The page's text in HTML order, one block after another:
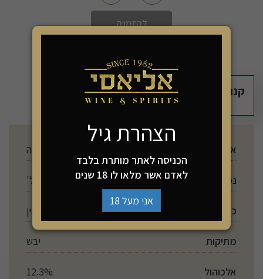
להזמנה
קנו 2 יחידות מהמוצר זה ושלמו רק 100₪
ארץ ייצור דרום אפריקה
נפח
כשרות אין
מתיקות יבש
אלכוהול 12.3%
הצהרת גיל
הכניסה לאתר מותרת בלבד
לאדם אשר מלאו לו 18 שנים
אני מעל 18